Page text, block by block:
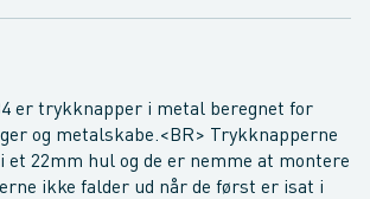
er trykknapper i metal beregnet for
og metalskabe.<BR> Trykknapperne
et 22mm hul og de er nemme at montere
ikke falder ud når de først er isat i